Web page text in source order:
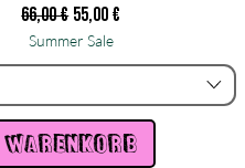
Standardpreis
66,00 € Sale-Preis
55,00 €
Summer Sale
warenkorb